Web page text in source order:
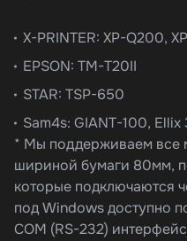
X-PRINTER: XP-Q200,
EPSON: TM-T20II
STAR: TSP-650
Sam4s: GIANT-100,
* Мы поддерживаем все
шириной бумаги 80мм,
которые подключаются
под Windows доступно
COM (RS-232)